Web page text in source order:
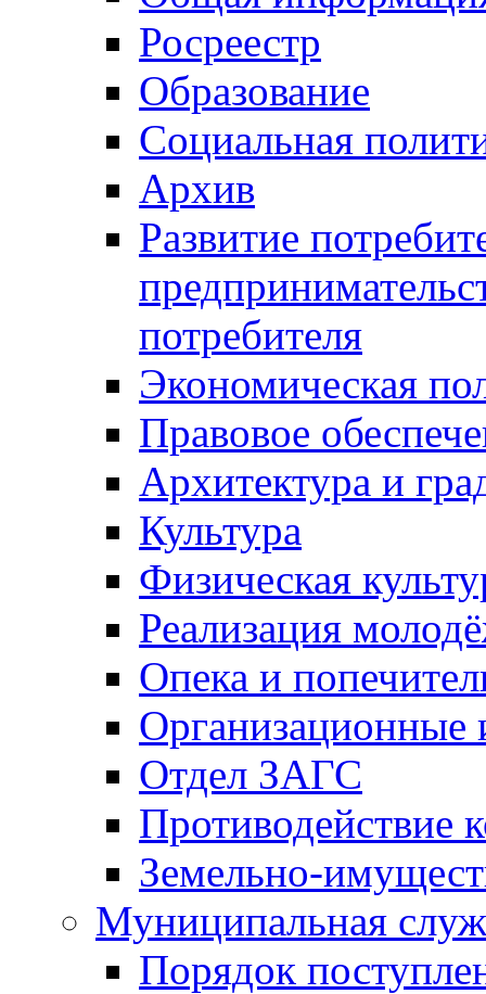
Росреестр
Образование
Социальная
Архив
Развитие
потребителя
Экономическая
Правовое
Архитектура и
Культура
Физическая
Реализация
Опека и
Отдел ЗАГС
Противодействие
Земельно-
Муниципальная
Порядок